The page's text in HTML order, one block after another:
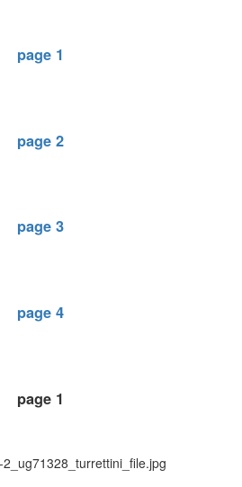
page 1
page 2
page 3
page 4
page 1